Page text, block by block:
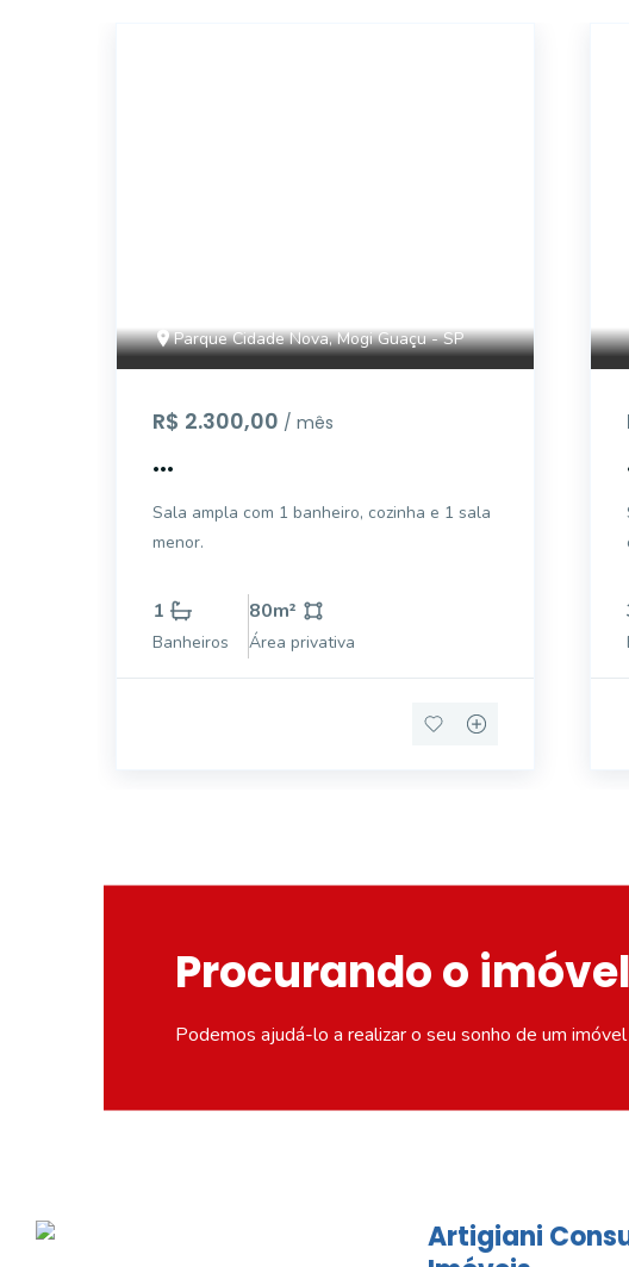
Parque Cidade Nova, Mogi Guaçu - SP
R$ 2.300,00 / mês
...
Sala ampla com 1 banheiro, cozinha e 1 sala
menor.
1
Banheiros
80m²
Área privativa
Procurando o
Podemos ajudá-lo a realizar o seu sonho de um
Artigiani